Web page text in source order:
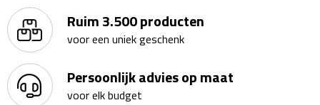
Schoteltjes
Thermossets
Kantoor & Zakelijk
Ruim 3.500 producten
voor een uniek geschenk
Persoonlijk advies op maat
voor elk budget